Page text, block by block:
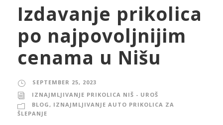
Izdavanje prikolica
po najpovoljnijim
cenama u Nišu
SEPTEMBER 25, 2023
IZNAJMLJIVANJE PRIKOLICA NIŠ - UROŠ
BLOG , IZNAJMLJIVANJE AUTO PRIKOLICA ZA
ŠLEPANJE